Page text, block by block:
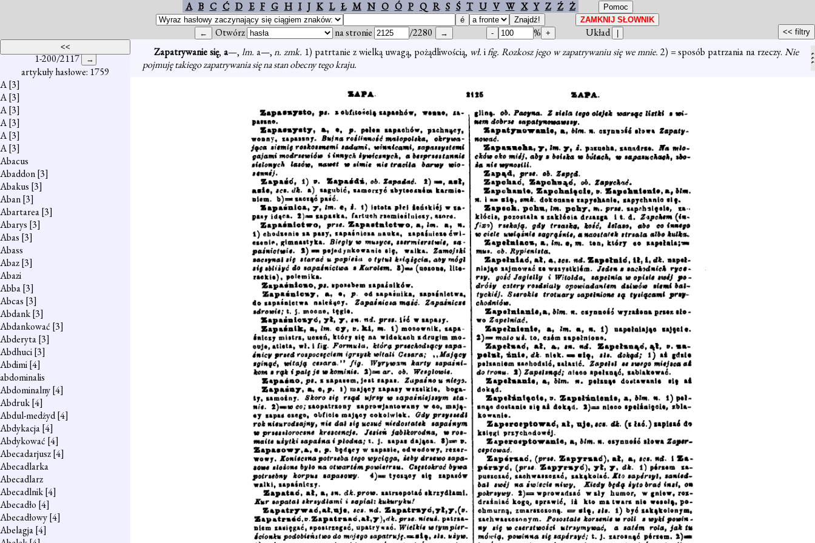
A B C Ć D E F G H I J K L Ł M N O Ó P Q R S Ś T U V W X Y Z Ź Ż
Otwórz na stronie /2280 % Układ
1-200/2117
artykuły hasłowe: 1759
A[3]
A[3]
A[3]
A[3]
A[3]
A[3]
Abacus
Abaddon[3]
Abakus [3]
Aban[3]
Abartarea[3]
Abarys [3]
Abas [3]
Abass
Abaz[3]
Abazi
Abba[3]
Abcas [3]
Abdank[3]
Abdankować [3]
Abderyta[3]
Abdhuci[3]
Abdimi[4]
abdominalis
Abdominalny[4]
Abdruk[4]
Abdul-medżyd[4]
Abdykacja[4]
Abdykować [4]
Abecadarjusz[4]
Abecadlarka
Abecadlarz
Abecadlnik[4]
Abecadło [4]
Abecadłowy[4]
Abelagja[4]
Zapatrywanie się, a—, lm. a—,n. zmk. 1) patrtanie z wielką uwagą, pożądliwością, wł. ifig. Rozkosz jego w zapatrywaniu się we mnie. 2) = sposób patrzania na rzeczy.Nie
pojmuję takiego zapatrywania się na stan obecny tego kraju.